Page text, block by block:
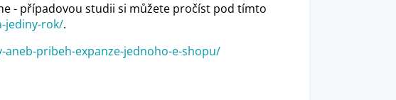
- případovou studii si můžete pročíst pod tímto
jediny-rok/.
pribeh-expanze-jednoho-e-shopu/